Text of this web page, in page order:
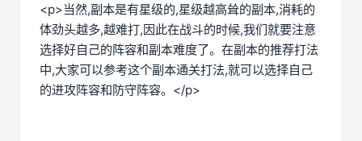
<p>当然,副本是有星级的,星级越高耸的副本,消耗的
体劲头越多,越难打,因此在战斗的时候,我们就要注意
选择好自己的阵容和副本难度了。在副本的推荐打法
中,大家可以参考这个副本通关打法,就可以选择自己
的进攻阵容和防守阵容。</p>